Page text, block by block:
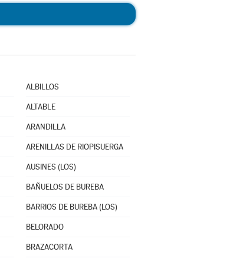
ALBILLOS
ALTABLE
ARANDILLA
ARENILLAS DE RIOPISUERGA
AUSINES (LOS)
BAÑUELOS DE BUREBA
BARRIOS DE BUREBA (LOS)
BELORADO
BRAZACORTA